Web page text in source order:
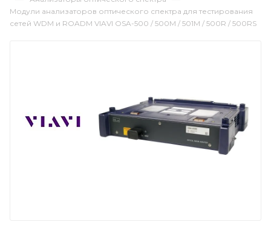
Модули анализаторов оптического спектра для тестирования
сетей WDM и ROADM VIAVI OSA-500 / 500M / 501M / 500R / 500RS